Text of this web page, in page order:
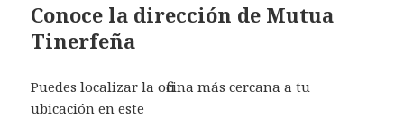
Conoce la dirección de Mutua
Tinerfeña
Puedes localizar la oficina más cercana a tu
ubicación en este